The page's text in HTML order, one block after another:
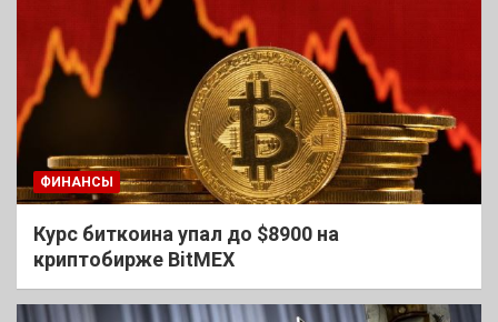
ФИНАНСЫ
Курс биткоина упал до $8900 на
криптобирже BitMEX